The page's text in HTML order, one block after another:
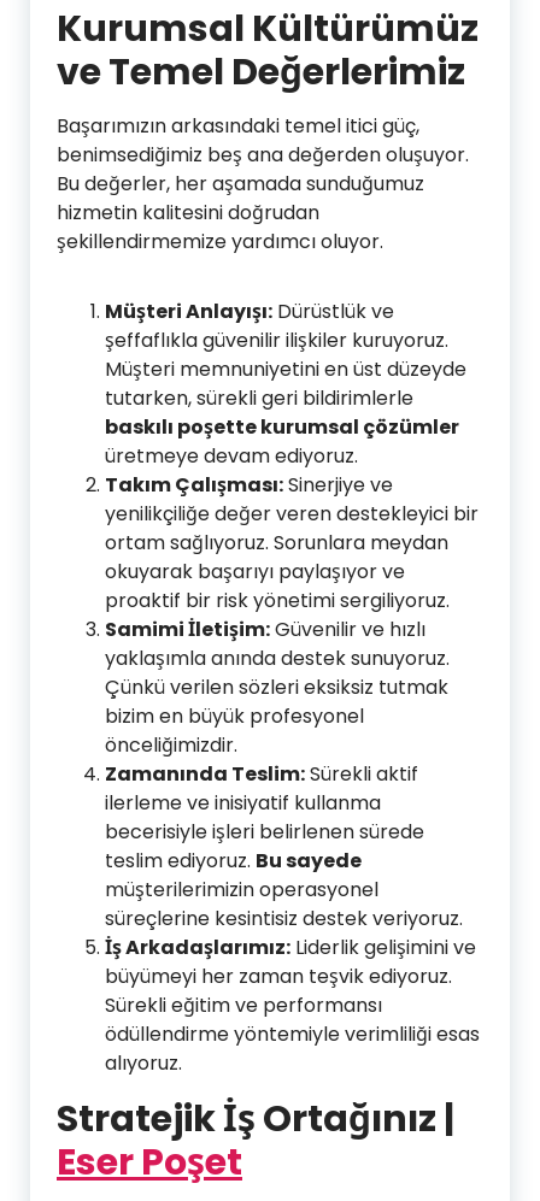
Kurumsal Kültürümüz
ve Temel Değerlerimiz
Başarımızın arkasındaki temel itici güç,
benimsediğimiz beş ana değerden oluşuyor.
Bu değerler, her aşamada sunduğumuz
hizmetin kalitesini doğrudan
şekillendirmemize yardımcı oluyor.
Müşteri Anlayışı: Dürüstlük ve
şeffaflıkla güvenilir ilişkiler kuruyoruz.
Müşteri memnuniyetini en üst düzeyde
tutarken, sürekli geri bildirimlerle
baskılı poşette kurumsal çözümler
üretmeye devam ediyoruz.
Takım Çalışması:Sinerjiye ve
yenilikçiliğe değer veren destekleyici bir
ortam sağlıyoruz. Sorunlara meydan
okuyarak başarıyı paylaşıyor ve
proaktif bir risk yönetimi sergiliyoruz.
Samimi İletişim:Güvenilir ve hızlı
yaklaşımla anında destek sunuyoruz.
Çünkü verilen sözleri eksiksiz tutmak
bizim en büyük profesyonel
önceliğimizdir.
Zamanında Teslim:Sürekli aktif
ilerleme ve inisiyatif kullanma
becerisiyle işleri belirlenen sürede
teslim ediyoruz. Bu sayede
müşterilerimizin operasyonel
süreçlerine kesintisiz destek veriyoruz.
İş Arkadaşlarımız: Liderlik gelişimini ve
büyümeyi her zaman teşvik ediyoruz.
Sürekli eğitim ve performansı
ödüllendirme yöntemiyle verimliliği esas
alıyoruz.
Stratejik İş Ortağınız |
Eser Poşet